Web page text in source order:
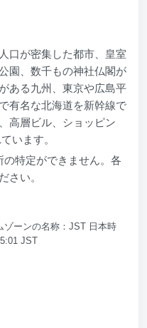
口が密集した都市、皇室
園、数千もの神社仏閣が
ある九州、東京や広島平
有名な北海道を新幹線で
高層ビル、ショッピン
います。
特定ができません。各
さい。
ゾーンの名称：JST 日本時
JST